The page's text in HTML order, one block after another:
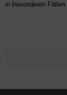
in besonderen Fällen